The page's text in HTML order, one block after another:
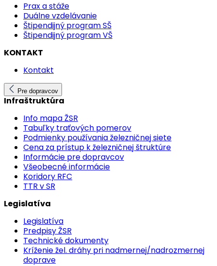
Prax a stáže
Duálne vzdelávanie
Štipendijný program SŠ
Štipendijný program VŠ
KONTAKT
Kontakt
Pre dopravcov
Infraštruktúra
Info mapa ŽSR
Tabuľky traťových pomerov
Podmienky používania železničnej siete
Cena za prístup k železničnej štruktúre
Informácie pre dopravcov
Všeobecné informácie
Koridory RFC
TTR v SR
Legislatíva
Legislatíva
Predpisy ŽSR
Technické dokumenty
Kríženie žel. dráhy pri nadmernej/nadrozmernej
doprave